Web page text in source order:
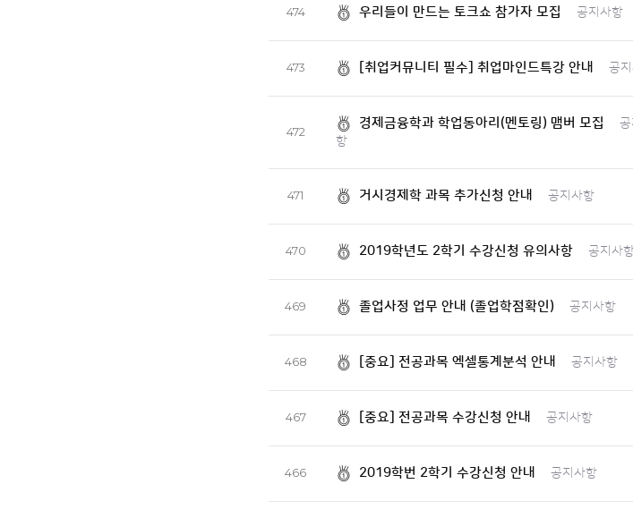
474 우리들이 만드는 토크쇼 참가자 모집 공지사항
473 [취업커뮤니티 필수] 취업마인드특강 안내 공
472
경제금융학과 학업동아리(멘토링) 맴버 모집
항
471 거시경제학 과목 추가신청 안내 공지사항
470 2019학년도 2학기 수강신청 유의사항 공지사
469 졸업사정 업무 안내 (졸업학점확인) 공지사항
468 [중요] 전공과목 엑셀통계분석 안내 공지사항
467 [중요] 전공과목 수강신청 안내 공지사항
466 2019학번 2학기 수강신청 안내 공지사항